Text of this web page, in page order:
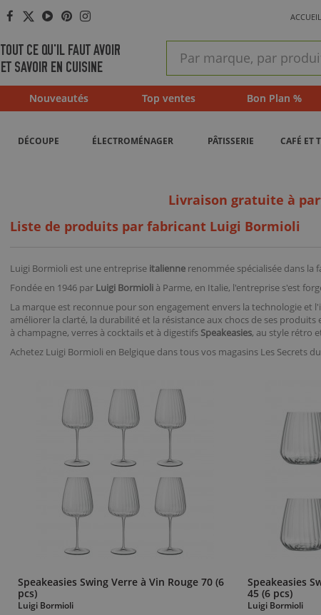
Facebook
Twitter
YouTube
Pinterest
Instagram ACCUEIL
TOUT CE QU'IL FAUT AVOIR
ET SAVOIR EN CUISINE
rapide
Nouveautés Top ventes Bon Plan %
DÉCOUPE ÉLECTROMÉNAGER PÂTISSERIE CAFÉ ET
Livraison gratuite à
Liste de produits par fabricant Luigi Bormioli
Luigi Bormioli est une entreprise italienne renommée spécialisée dans la
Fondée en 1946 par Luigi Bormioli à Parme, en Italie, l'entreprise s'est
La marque est reconnue pour son engagement envers la technologie
améliorer la clarté, la durabilité et la résistance aux chocs de ses
à champagne, verres à cocktails et à digestifs Speakeasies, au style rétro
Achetez Luigi Bormioli en Belgique dans tous vos magasins Les Secrets
Speakeasies Swing Verre à Vin Rouge 70 (6
pcs)
Luigi Bormioli
Speakeasies
45 (6 pcs)
Luigi Bormioli